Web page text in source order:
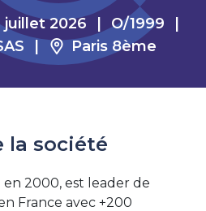
juillet 2026 O/1999
Paris 8ème
la société
2000, est leader de
France avec +200